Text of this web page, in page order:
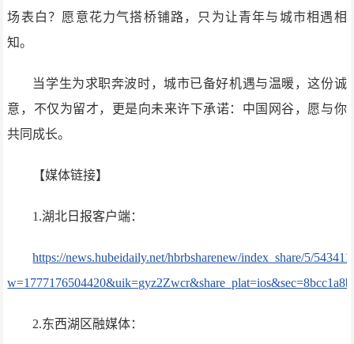
场表白？愿意花力气搭桥铺路，只为让青年与城市相遇相
知。
当学生为求职奔波时，城市已备好机遇与温暖，这份诚
意，不仅为留才，更是向未来许下承诺：中国网谷，愿与你
共同成长。
【媒体链接】
1.湖北日报客户端：
https://news.hubeidaily.net/hbrbsharenew/index_share/5/
2.东西湖区融媒体：